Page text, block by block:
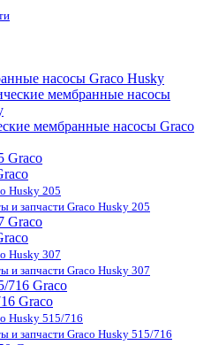
насосы Graco Husky
мембранные насосы Graco
Husky 205
и запчасти Graco Husky 205
Husky 307
и запчасти Graco Husky 307
Graco
Husky 515/716
и запчасти Graco Husky 515/716